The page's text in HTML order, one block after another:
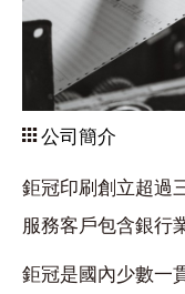
公司簡介
鉅冠印刷創立超過
服務客戶包含銀行
鉅冠是國內少數一